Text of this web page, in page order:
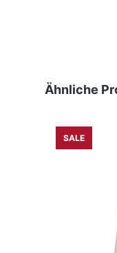
Ähnliche
SALE